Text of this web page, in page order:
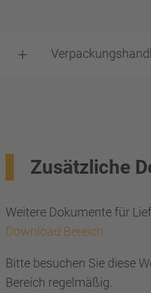
Zusätzliche
Weitere Dokumente für
Download Bereich.
Bitte besuchen Sie diese
Bereich regelmäßig.